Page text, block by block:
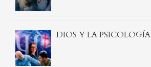
DIOS Y LA PSICOLOGÍA